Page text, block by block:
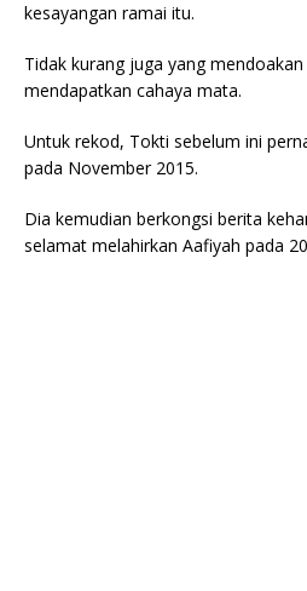
kesayangan ramai itu.
Tidak kurang juga yang
mendapatkan cahaya mata.
Untuk rekod, Tokti sebelum ini
pada November 2015.
Dia kemudian berkongsi berita
selamat melahirkan Aafiyah pada